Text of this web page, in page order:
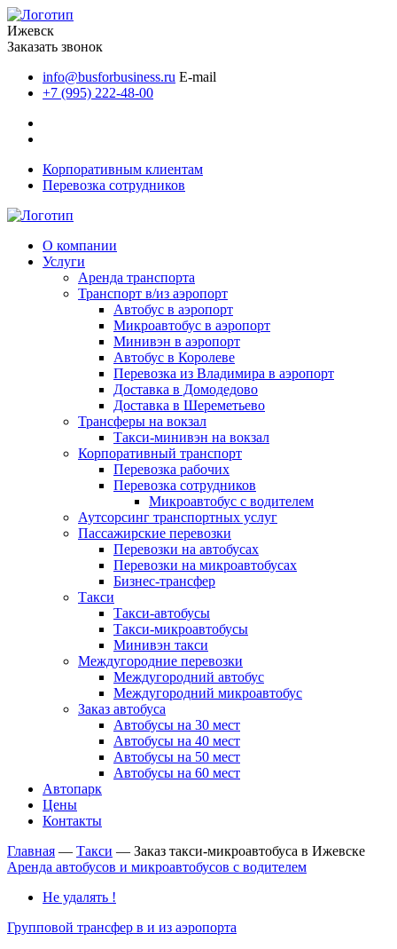
Ижевск
Заказать звонок
info@busforbusiness.ru E-mail
+7 (995) 222-48-00
Корпоративным клиентам
Перевозка сотрудников
О компании
Услуги
Аренда транспорта
Транспорт в/из аэропорт
Автобус в аэропорт
Микроавтобус в аэропорт
Минивэн в аэропорт
Автобус в Королеве
Перевозка из Владимира в аэропорт
Доставка в Домодедово
Доставка в Шереметьево
Трансферы на вокзал
Такси-минивэн на вокзал
Корпоративный транспорт
Перевозка рабочих
Перевозка сотрудников
Микроавтобус с водителем
Аутсорсинг транспортных услуг
Пассажирские перевозки
Перевозки на автобусах
Перевозки на микроавтобусах
Бизнес-трансфер
Такси
Такси-автобусы
Такси-микроавтобусы
Минивэн такси
Междугородние перевозки
Междугородний автобус
Междугородний микроавтобус
Заказ автобуса
Автобусы на 30 мест
Автобусы на 40 мест
Автобусы на 50 мест
Автобусы на 60 мест
Автопарк
Цены
Контакты
Главная — Такси — Заказ такси-микроавтобуса в Ижевске
Аренда автобусов и микроавтобусов с водителем
Не удалять !
Групповой трансфер в и из аэропорта